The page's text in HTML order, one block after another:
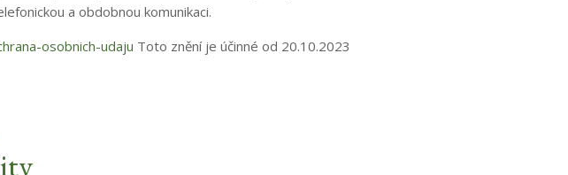
a obdobnou komunikaci.
osobnich-udaju Toto znění je účinné od 20.10.2023